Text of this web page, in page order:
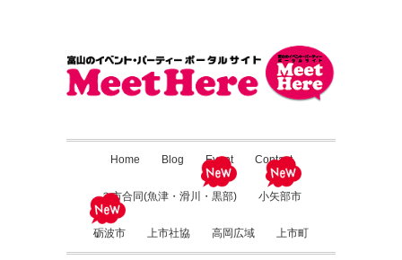
Home Blog Event Contact
３市合同(魚津・滑川・黒部) 小矢部市
砺波市 上市社協 高岡広域 上市町